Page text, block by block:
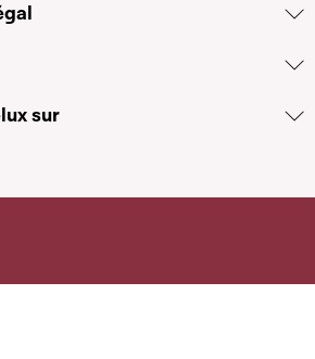
sur